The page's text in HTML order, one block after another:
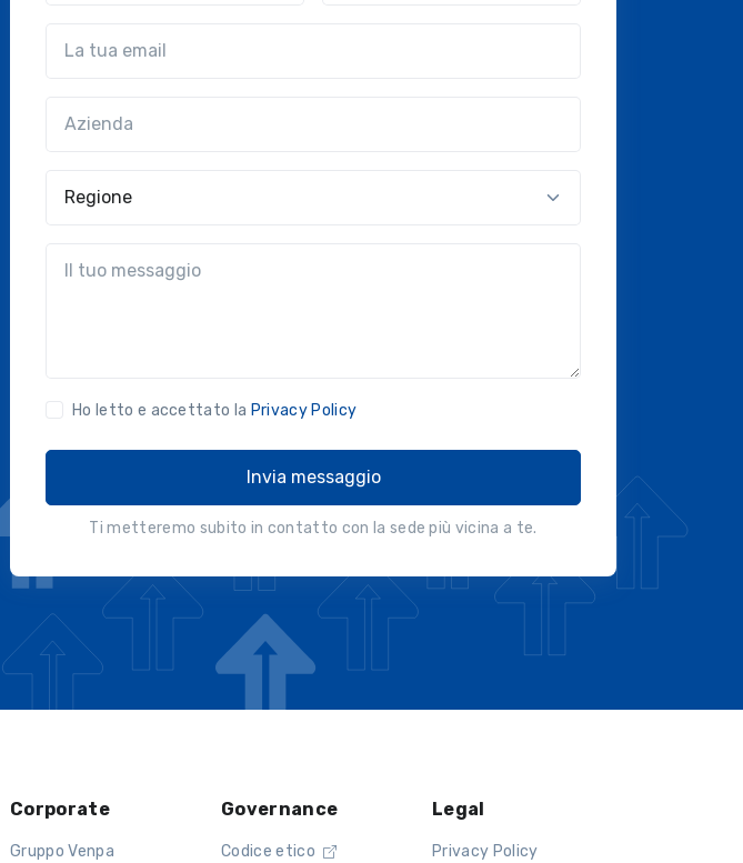
Ho letto e accettato la Privacy Policy
Invia messaggio
Ti metteremo subito in contatto con la sede più vicina a te.
Corporate
Gruppo Venpa
Governance
Codice etico
Legal
Privacy Policy